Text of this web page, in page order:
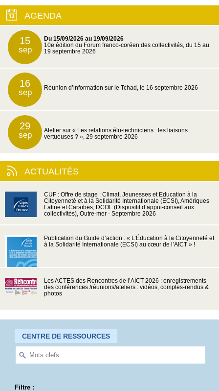
AGENDA
15
sep
Du 15/09/2026 au 19/09/2026
10e édition du Forum franco-coréen des collectivités, du 15 au
19 septembre 2026
16
sep Réunion d’information sur le Tchad, le 16 septembre 2026
29
sep
Atelier sur « Les relations élu-techniciens : les liaisons
vertueuses ? », 29 septembre 2026
ACTUALITÉS
CUF : Offre de stage : Climat, Jeunesses et Education à la
Citoyenneté et à la Solidarité Internationale (ECSI), Amériques
Latine et Caraïbes, DCOL (Dispositif d’appui-conseil aux
collectivités), Outre-mer - Septembre 2026
Publication du Guide d’action : « L’Éducation à la Citoyenneté et
à la Solidarité Internationale (ECSI) au cœur de l’AICT » !
Les ACTES des Rencontres de l’AICT 2026 : enregistrements
des conférences /réunions/ateliers : vidéos, comptes-rendus &
photos
CENTRE DE RESSOURCES
Filtre :